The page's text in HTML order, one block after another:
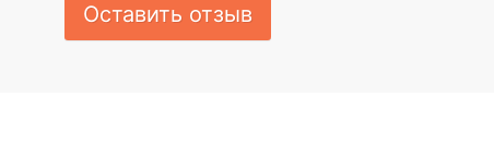
Оставить отзыв